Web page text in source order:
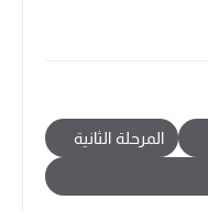
المرحلة الثانية